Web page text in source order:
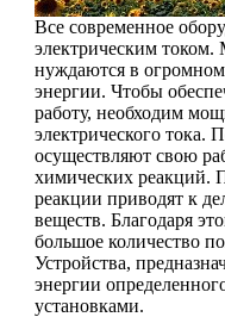
Все современное
электрическим
нуждаются в огромном
энергии. Чтобы
работу, необходим
электрического тока.
осуществляют свою
химических реакций.
реакции приводят к
веществ. Благодаря
большое количество
Устройства,
энергии
установками.